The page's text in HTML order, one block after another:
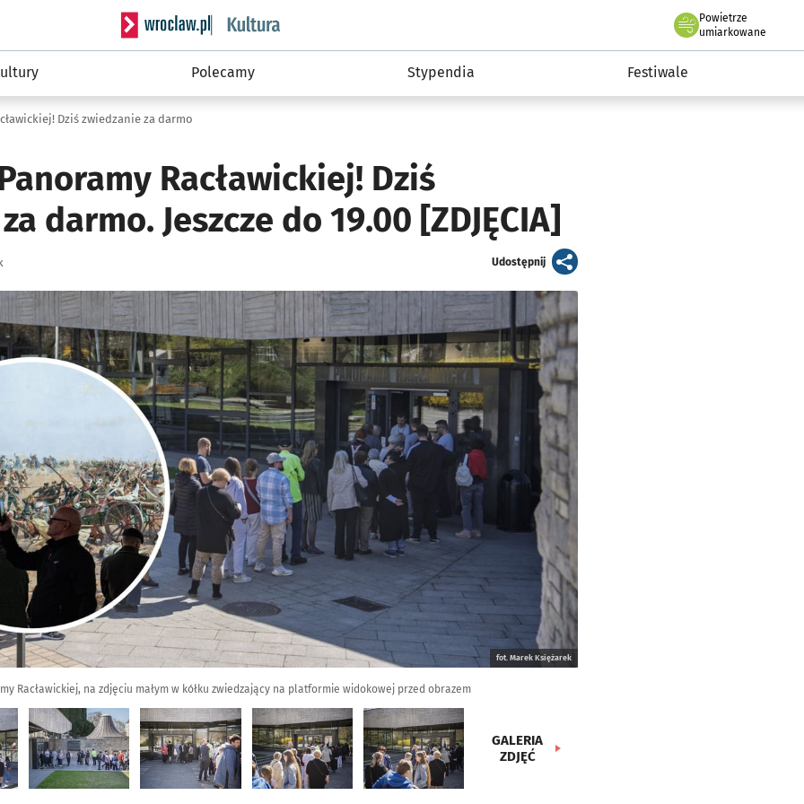
Serwis informacyjny wroclaw.pl podserwis: Kultura
Powietrze
we Wrocławiu
umiarkowane
Polecamy Stypendia Festiwale
Dziś zwiedzanie za darmo
Racławickiej! Dziś
darmo. Jeszcze do 19.00 [ZDJĘCIA]
Udostępnijartykuł
fot. Marek Księżarek
Racławickiej, na zdjęciu małym w kółku zwiedzający na platformie widokowej przed obrazem
GALERIA
ZDJĘĆ